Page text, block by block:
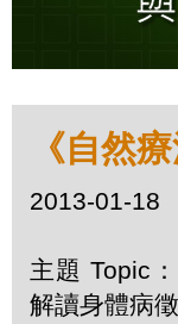
《自然
2013-01-18
主題 Topic
解讀身體病